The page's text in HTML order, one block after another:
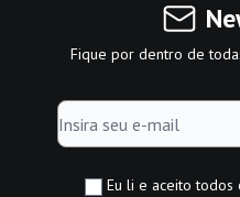
Fique por dentro de
Eu li e aceito todos